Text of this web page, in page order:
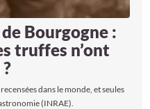
Bourgogne :
truffes n’ont
dans le monde, et seules
(INRAE).